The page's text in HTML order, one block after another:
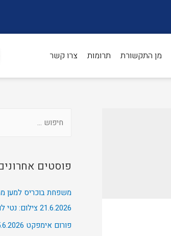
מן התקשורת תרומות צרו קשר
פוסטים
משפחת בוכריס למען
21.6.2026 צילום: נטי לוי
פורום אימפקט 15.6.2026 צילום: נטי לוי